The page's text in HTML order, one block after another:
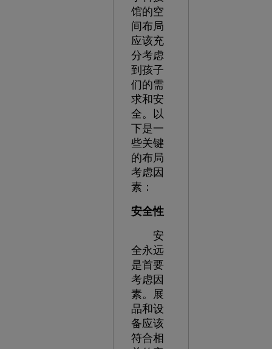
馆的空
间布局
应该充
分考虑
到孩子
们的需
求和安
全。以
下是一
些关键
的布局
考虑因
素：
安全性
安
全永远
是首要
考虑因
素。展
品和设
备应该
符合相